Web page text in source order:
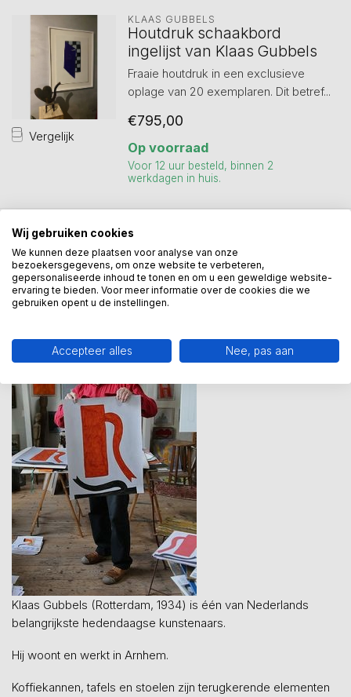
Vergelijk
KLAAS GUBBELS
Houtdruk schaakbord
ingelijst van Klaas Gubbels
Fraaie houtdruk in een exclusieve
oplage van 20 exemplaren. Dit betref...
€795,00
Op voorraad
Voor 12 uur besteld, binnen 2
werkdagen in huis.
Klaas Gubbels (Rotterdam, 1934) is één van Nederlands
belangrijkste hedendaagse kunstenaars.
Hij woont en werkt in Arnhem.
Koffiekannen, tafels en stoelen zijn terugkerende elementen
Wij gebruiken cookies
We kunnen deze plaatsen voor analyse van onze
bezoekersgegevens, om onze website te verbeteren,
gepersonaliseerde inhoud te tonen en om u een geweldige website-
ervaring te bieden. Voor meer informatie over de cookies die we
gebruiken opent u de instellingen.
Accepteer alles Nee, pas aan